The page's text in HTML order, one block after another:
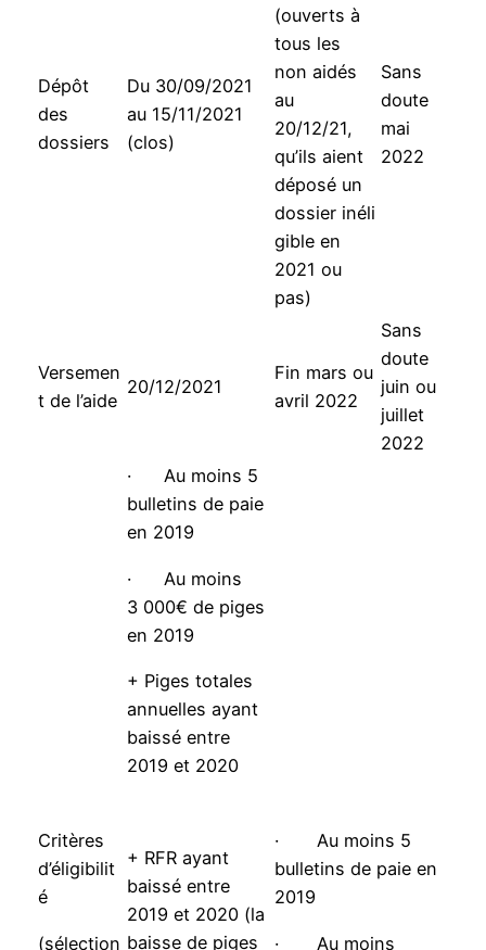
Dépôt
des
dossiers
Du 30/09/2021
au 15/11/2021
(clos)
(ouverts à
tous les
non aidés
au
20/12/21,
qu’ils aient
déposé un
dossier inéli
gible en
2021 ou
pas)
Sans
doute
mai
2022
Versemen
t de l’aide
20/12/2021
Fin mars ou
avril 2022
Sans
doute
juin ou
juillet
2022
Critères
d’éligibilit
é
(sélection
· Au moins 5
bulletins de paie
en 2019
· Au moins
3 000€ de piges
en 2019
+ Piges totales
annuelles ayant
baissé entre
2019 et 2020
+ RFR ayant
baissé entre
2019 et 2020 (la
baisse de piges
· Au moins 5
bulletins de paie en
2019
· Au moins